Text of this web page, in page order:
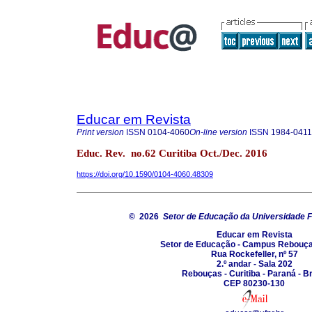
Educar em Revista
Print version ISSN 0104-4060On-line version ISSN 1984-0411
Educ. Rev. no.62 Curitiba Oct./Dec. 2016
https://doi.org/10.1590/0104-4060.48309
© 2026 Setor de Educação da Universidade
Educar em Revista
Setor de Educação - Campus
Rua Rockefeller, nº 57
2.º andar - Sala 202
Rebouças - Curitiba - Paraná -
CEP 80230-130